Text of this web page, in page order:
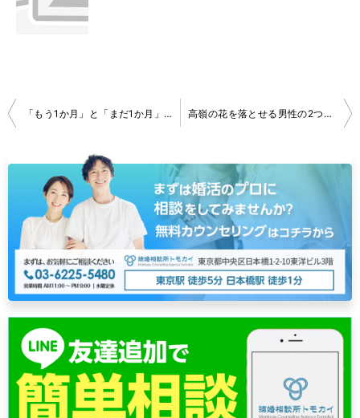
投
ナ
ー
ョ
ン
「もう1か月」と「まだ1か月」に表れる、お見合い相手との距離感 高嶺の花を落とせる男性の2つの武器。